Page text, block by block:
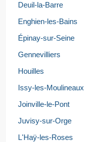
Deuil-la-Barre
Enghien-les-Bains
Épinay-sur-Seine
Gennevilliers
Houilles
Issy-les-Moulineaux
Joinville-le-Pont
Juvisy-sur-Orge
L'Haÿ-les-Roses